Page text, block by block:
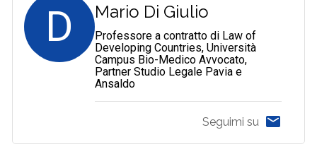
D Mario Di Giulio
Professore a contratto di Law of
Developing Countries, Università
Campus Bio-Medico Avvocato,
Partner Studio Legale Pavia e
Ansaldo
Seguimi su